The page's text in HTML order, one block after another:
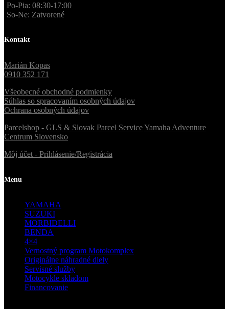
Po-Pia: 08:30-17:00
So-Ne: Zatvorené
Kontakt
Marián Kopas
0910 352 171
Všeobecné obchodné podmienky
Súhlas so spracovaním osobných údajov
Ochrana osobných údajov
Parcelshop - GLS & Slovak Parcel ServiceYamaha Adventure
Centrum Slovensko
Môj účet - Prihlásenie/Registrácia
Menu
YAMAHA
SUZUKI
MORBIDELLI
BENDA
4×4
Vernostný program Motokomplex
Originálne náhradné diely
Servisné služby
Motocykle skladom
Financovanie